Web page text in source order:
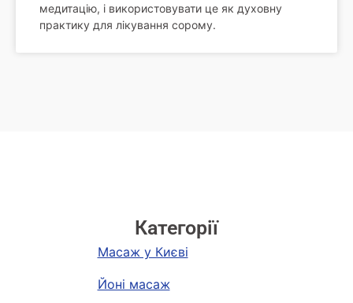
медитацію, і використовувати це як духовну
практику для лікування сорому.
Категорії
Масаж у Києві
Йоні масаж